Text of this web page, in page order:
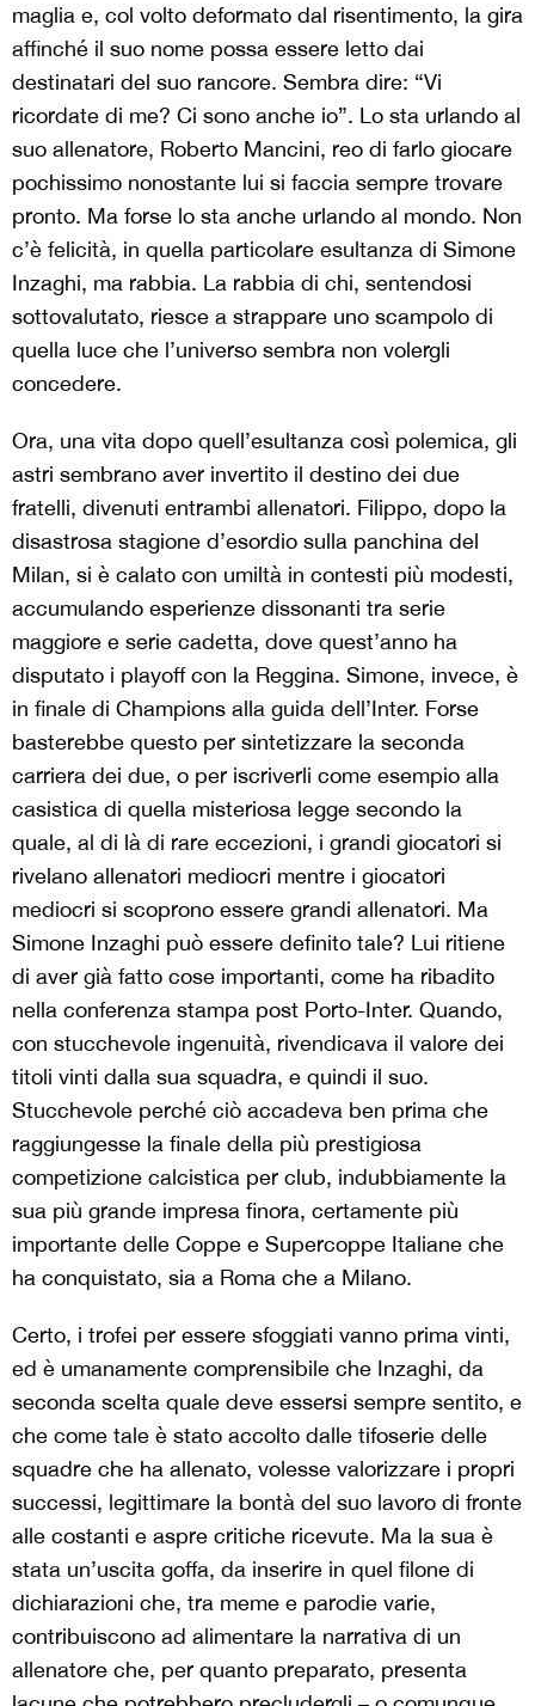
maglia e, col volto deformato dal risentimento, la gira
affinché il suo nome possa essere letto dai
destinatari del suo rancore. Sembra dire: “Vi
ricordate di me? Ci sono anche io”. Lo sta urlando al
suo allenatore, Roberto Mancini, reo di farlo giocare
pochissimo nonostante lui si faccia sempre trovare
pronto. Ma forse lo sta anche urlando al mondo. Non
c’è felicità, in quella particolare esultanza di Simone
Inzaghi, ma rabbia. La rabbia di chi, sentendosi
sottovalutato, riesce a strappare uno scampolo di
quella luce che l’universo sembra non volergli
concedere.
Ora, una vita dopo quell’esultanza così polemica, gli
astri sembrano aver invertito il destino dei due
fratelli, divenuti entrambi allenatori. Filippo, dopo la
disastrosa stagione d’esordio sulla panchina del
Milan, si è calato con umiltà in contesti più modesti,
accumulando esperienze dissonanti tra serie
maggiore e serie cadetta, dove quest’anno ha
disputato i playoff con la Reggina. Simone, invece, è
in finale di Champions alla guida dell’Inter. Forse
basterebbe questo per sintetizzare la seconda
carriera dei due, o per iscriverli come esempio alla
casistica di quella misteriosa legge secondo la
quale, al di là di rare eccezioni, i grandi giocatori si
rivelano allenatori mediocri mentre i giocatori
mediocri si scoprono essere grandi allenatori. Ma
Simone Inzaghi può essere definito tale? Lui ritiene
di aver già fatto cose importanti, come ha ribadito
nella conferenza stampa post Porto-Inter. Quando,
con stucchevole ingenuità, rivendicava il valore dei
titoli vinti dalla sua squadra, e quindi il suo.
Stucchevole perché ciò accadeva ben prima che
raggiungesse la finale della più prestigiosa
competizione calcistica per club, indubbiamente la
sua più grande impresa finora, certamente più
importante delle Coppe e Supercoppe Italiane che
ha conquistato, sia a Roma che a Milano.
Certo, i trofei per essere sfoggiati vanno prima vinti,
ed è umanamente comprensibile che Inzaghi, da
seconda scelta quale deve essersi sempre sentito, e
che come tale è stato accolto dalle tifoserie delle
squadre che ha allenato, volesse valorizzare i propri
successi, legittimare la bontà del suo lavoro di fronte
alle costanti e aspre critiche ricevute. Ma la sua è
stata un’uscita goffa, da inserire in quel filone di
dichiarazioni che, tra meme e parodie varie,
contribuiscono ad alimentare la narrativa di un
allenatore che, per quanto preparato, presenta